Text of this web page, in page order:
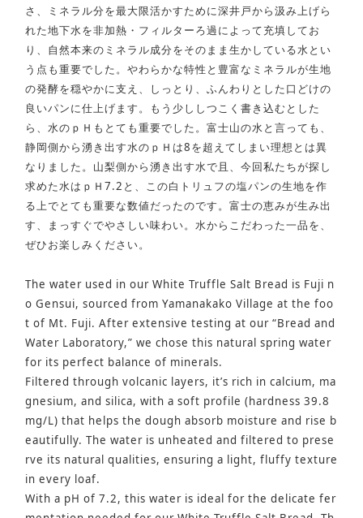
さ、ミネラル分を最大限活かすために深井戸から汲み上げら
れた地下水を非加熱・フィルターろ過によって充填してお
り、自然本来のミネラル成分をそのまま生かしている水とい
う点も重要でした。やわらかな特性と豊富なミネラルが生地
の発酵を穏やかに支え、しっとり、ふんわりとした口どけの
良いパンに仕上げます。もう少ししつこく書き込むとした
ら、水のｐＨもとても重要でした。富士山の水と言っても、
静岡側から湧き出す水のｐＨは8を超えてしまい理想とは異
なりました。山梨側から湧き出す水で且、今回私たちが探し
求めた水はｐＨ7.2と、この白トリュフの塩パンの生地を作
る上でとても重要な数値だったのです。富士の恵みが生み出
す、まっすぐでやさしい味わい。水からこだわった一品を、
ぜひお楽しみください。
The water used in our White Truffle Salt Bread is Fuji n
o Gensui, sourced from Yamanakako Village at the foo
t of Mt. Fuji. After extensive testing at our “Bread and
Water Laboratory,” we chose this natural spring water
for its perfect balance of minerals.
Filtered through volcanic layers, it’s rich in calcium, ma
gnesium, and silica, with a soft profile (hardness 39.8
mg/L) that helps the dough absorb moisture and rise b
eautifully. The water is unheated and filtered to prese
rve its natural qualities, ensuring a light, fluffy texture
in every loaf.
With a pH of 7.2, this water is ideal for the delicate fer